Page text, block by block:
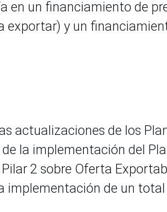
en un financiamiento de
exportar) y un
actualizaciones de los
la implementación del
Pilar 2 sobre Oferta
implementación de un total